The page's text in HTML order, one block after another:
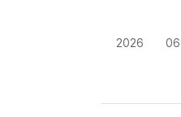
2026